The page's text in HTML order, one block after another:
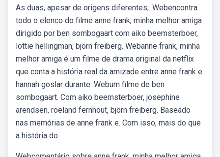
As duas, apesar de origens diferentes,. Webencontra
todo o elenco do filme anne frank, minha melhor amiga
dirigido por ben sombogaart com aiko beemsterboer,
lottie hellingman, björn freiberg. Webanne frank, minha
melhor amiga é um filme de drama original da netflix
que conta a história real da amizade entre anne frank e
hannah goslar durante. Webum filme de ben
sombogaart. Com aiko beemsterboer, josephine
arendsen, roeland fernhout, björn freiberg. Baseado
nas memórias de anne frank e. Com isso, mais do que
a história do.